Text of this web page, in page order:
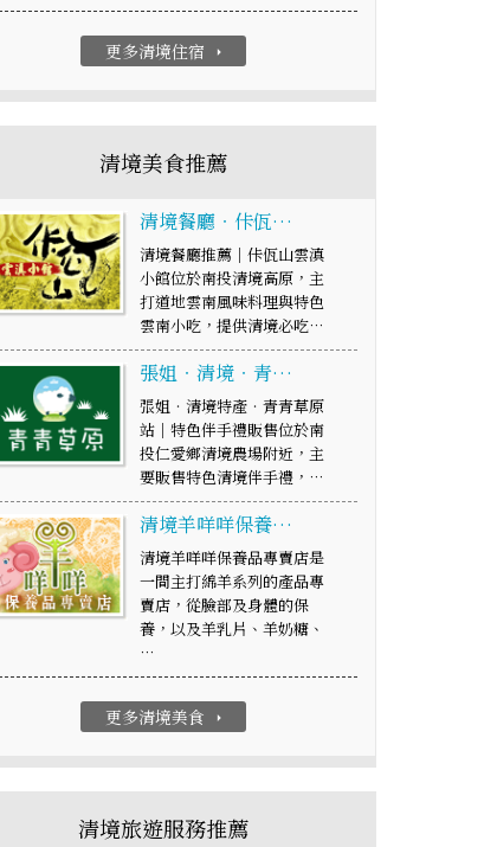
更多清境住宿 arrow_right
清境美食推薦
清境餐廳‧佧佤…
清境餐廳推薦｜佧佤山雲滇
小館位於南投清境高原，主
打道地雲南風味料理與特色
雲南小吃，提供清境必吃…
張姐‧清境‧青…
張姐‧清境特產‧青青草原
站│特色伴手禮販售位於南
投仁愛鄉清境農場附近，主
要販售特色清境伴手禮，…
清境羊咩咩保養…
清境羊咩咩保養品專賣店是
一間主打綿羊系列的產品專
賣店，從臉部及身體的保
養，以及羊乳片、羊奶糖、
…
更多清境美食 arrow_right
清境旅遊服務推薦